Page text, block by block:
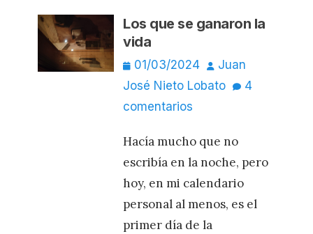
Los que se ganaron la
vida
Publicado
el
01/03/2024 Autor
Juan
José Nieto Lobato
4
comentarios
Hacía mucho que no
escribía en la noche, pero
hoy, en mi calendario
personal al menos, es el
primer día de la